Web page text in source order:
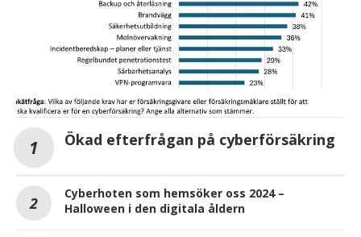
Ökad efterfrågan på cyberförsäkring
Cyberhoten som hemsöker oss 2024 –
Halloween i den digitala åldern